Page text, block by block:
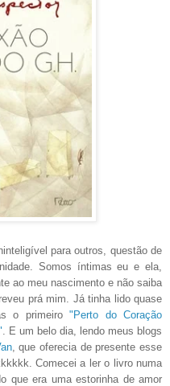
para outros, questão de
Somos íntimas eu e ela,
ao meu nascimento e não saiba
prá mim. Já tinha lido quase
o primeiro"Perto do Coração
. E um belo dia, lendo meus blogs
, que oferecia de presente esse
Comecei a ler o livro numa
que era uma estorinha de amor